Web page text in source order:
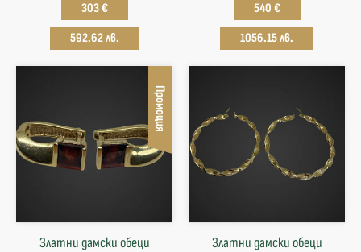
303 €
592.62 лв.
540 €
1056.15 лв.
Промоция
Златни дамски обеци Златни дамски обеци